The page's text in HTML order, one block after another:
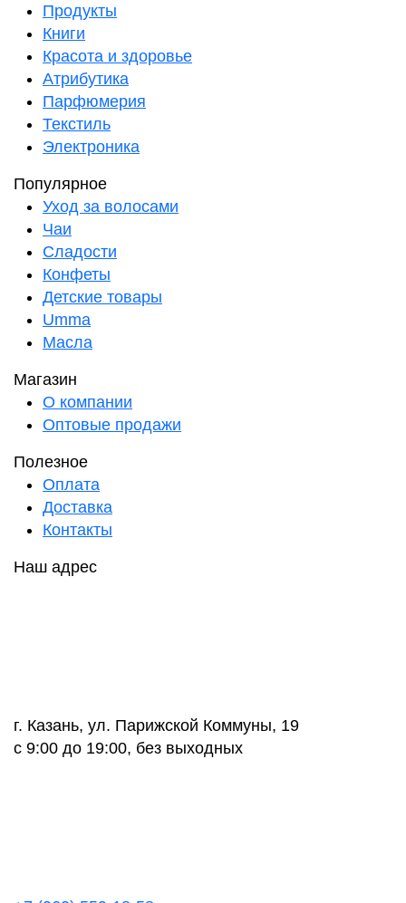
Продукты
Книги
Красота и здоровье
Атрибутика
Парфюмерия
Текстиль
Электроника
Популярное
Уход за волосами
Чаи
Сладости
Конфеты
Детские товары
Umma
Масла
Магазин
О компании
Оптовые продажи
Полезное
Оплата
Доставка
Контакты
Наш адрес
г. Казань, ул. Парижской Коммуны, 19
с 9:00 до 19:00, без выходных